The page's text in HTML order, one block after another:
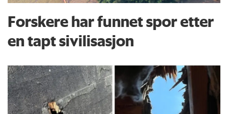
Forskere har funnet spor etter
en tapt sivilisasjon